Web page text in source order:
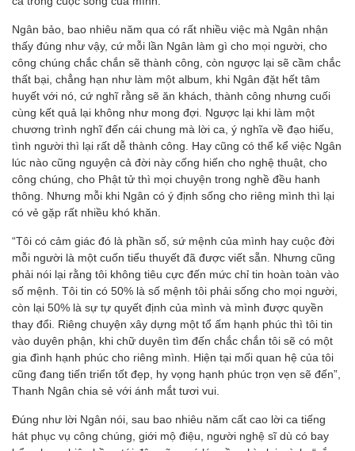
Ngân bảo, bao nhiêu năm qua có rất nhiều việc mà Ngân nhận
thấy đúng như vậy, cứ mỗi lần Ngân làm gì cho mọi người, cho
công chúng chắc chắn sẽ thành công, còn ngược lại sẽ cầm chắc
thất bại, chẳng hạn như làm một album, khi Ngân đặt hết tâm
huyết với nó, cứ nghĩ rằng sẽ ăn khách, thành công nhưng cuối
cùng kết quả lại không như mong đợi. Ngược lại khi làm một
chương trình nghĩ đến cái chung mà lời ca, ý nghĩa về đạo hiếu,
tình người thì lại rất dễ thành công. Hay cũng có thể kể việc Ngân
lúc nào cũng nguyện cả đời này cống hiến cho nghệ thuật, cho
công chúng, cho Phật tử thì mọi chuyện trong nghề đều hanh
thông. Nhưng mỗi khi Ngân có ý định sống cho riêng mình thì lại
có vẻ gặp rất nhiều khó khăn.
“Tôi có cảm giác đó là phần số, sứ mệnh của mình hay cuộc đời
mỗi người là một cuốn tiểu thuyết đã được viết sẵn. Nhưng cũng
phải nói lại rằng tôi không tiêu cực đến mức chỉ tin hoàn toàn vào
số mệnh. Tôi tin có 50% là số mệnh tôi phải sống cho mọi người,
còn lại 50% là sự tự quyết định của mình và mình được quyền
thay đổi. Riêng chuyện xây dựng một tổ ấm hạnh phúc thì tôi tin
vào duyên phận, khi chữ duyên tìm đến chắc chắn tôi sẽ có một
gia đình hạnh phúc cho riêng mình. Hiện tại mối quan hệ của tôi
cũng đang tiến triển tốt đẹp, hy vọng hạnh phúc trọn vẹn sẽ đến”,
Thanh Ngân chia sẻ với ánh mắt tươi vui.
Đúng như lời Ngân nói, sau bao nhiêu năm cất cao lời ca tiếng
hát phục vụ công chúng, giới mộ điệu, người nghệ sĩ dù có bay